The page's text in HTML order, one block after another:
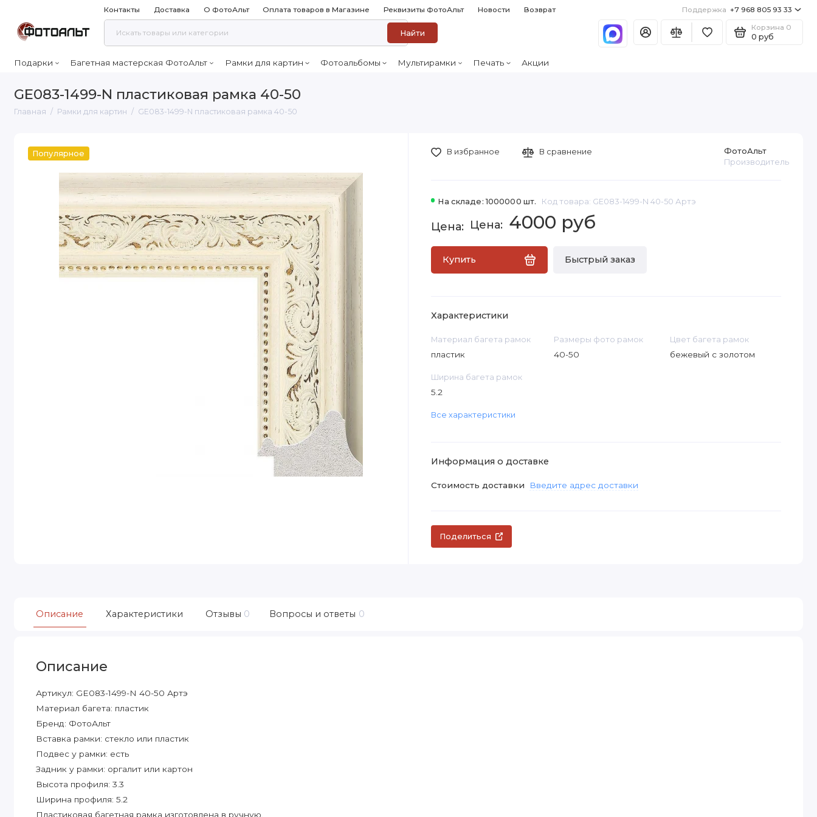
Контакты Доставка О ФотоАльт Оплата товаров в Магазине Реквизиты ФотоАльт Новости Возврат Поддержка +7 968 805 93 33
Найти
Корзина 0
0 руб
Подарки Багетная мастерская ФотоАльт Рамки для картин Фотоальбомы Мультирамки Печать Акции
GE083-1499-N пластиковая рамка 40-50
Главная Рамки для картин GE083-1499-N пластиковая рамка 40-50
Популярное
На складе: 1000000 шт. Код товара: GE083-1499-N 40-50 Артэ
ФотоАльт
Производитель
4000 руб
Купить Быстрый заказ
В избранное В сравнение
Характеристики
Материал багета рамок
пластик
Размеры фото рамок
40-50
Цвет багета рамок
бежевый с золотом
Ширина багета рамок
5.2
Все характеристики
Информация о доставке
Стоимость доставки Введите адрес доставки
Поделиться
Описание Характеристики Отзывы 0 Вопросы и ответы 0
Описание
Артикул: GE083-1499-N 40-50 Артэ
Материал багета: пластик
Бренд: ФотоАльт
Вставка рамки: стекло или пластик
Подвес у рамки: есть
Задник у рамки: оргалит или картон
Высота профиля: 3.3
Ширина профиля: 5.2
Пластиковая багетная рамка изготовлена в ручную.